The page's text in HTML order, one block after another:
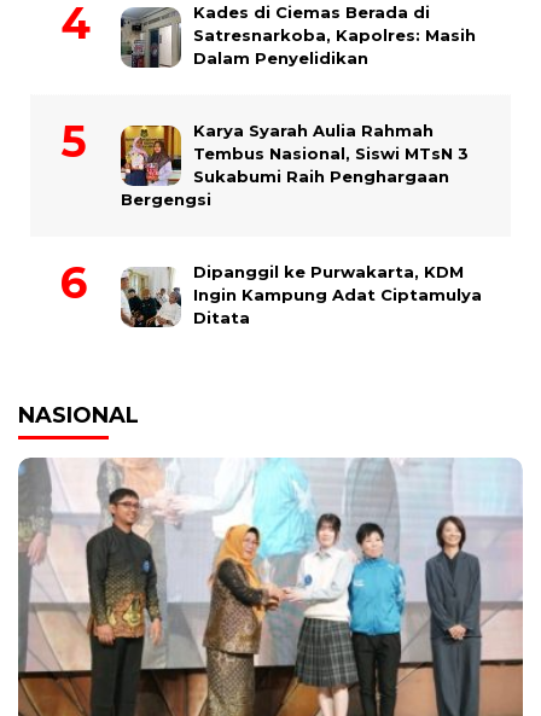
Kades di Ciemas Berada di
Satresnarkoba, Kapolres: Masih
Dalam Penyelidikan
Karya Syarah Aulia Rahmah
Tembus Nasional, Siswi MTsN 3
Sukabumi Raih Penghargaan
Bergengsi
Dipanggil ke Purwakarta, KDM
Ingin Kampung Adat Ciptamulya
Ditata
NASIONAL